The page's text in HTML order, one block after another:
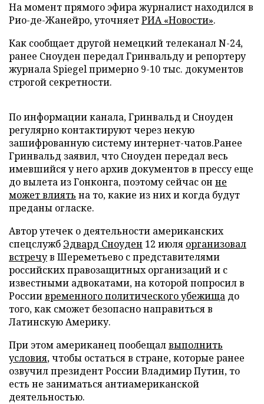
На момент прямого эфира журналист находился в
Рио-де-Жанейро, уточняетРИА «Новости».
Как сообщает другой немецкий телеканал N-24,
ранее Сноуден передал Гринвальду и репортеру
журнала Spiegel примерно 9-10 тыс. документов
строгой секретности.
По информации канала, Гринвальд и Сноуден
регулярно контактируют через некую
зашифрованную систему интернет-чатов.Ранее
Гринвальд заявил, что Сноуден передал весь
имевшийся у него архив документов в прессу еще
до вылета из Гонконга, поэтому сейчас он не
может влиять на то, какие из них и когда будут
преданы огласке.
Автор утечек о деятельности американских
спецслужб Эдвард Сноуден 12 июля организовал
встречув Шереметьево с представителями
российских правозащитных организаций и с
известными адвокатами, на которой попросил в
Россиивременного политического убежища до
того, как сможет безопасно направиться в
Латинскую Америку.
При этом американец пообещалвыполнить
условия, чтобы остаться в стране, которые ранее
озвучил президент России Владимир Путин, то
есть не заниматься антиамериканской
деятельностью.